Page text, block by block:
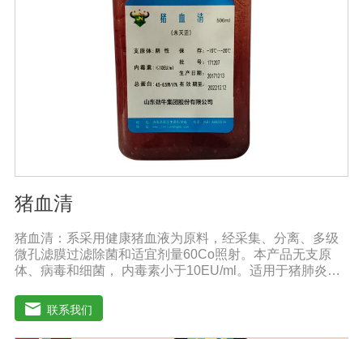
猪血清
猪血清：系采用健康猪血液为原料，经采集、分离、多级
微孔滤膜过滤除菌和适宜剂量60Co照射。本产品无支原
体、病毒和细菌， 内毒素小于10EU/ml。适用于猪肺炎支
和国兽药典》2020版质量标准。规格：500ml/瓶保
存：-15℃―-20℃有效期：5年注意事项：解冻：采用逐
步解冻法（ -20℃→2-8℃→ 室温），可减少沉淀的产生使
联系我们